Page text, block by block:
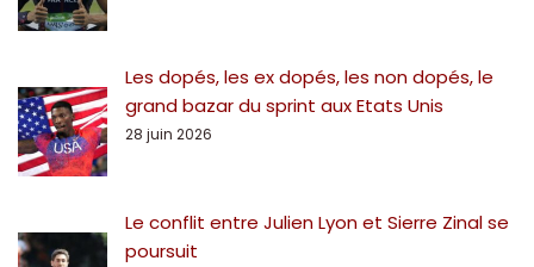
Les dopés, les ex dopés, les non dopés, le
grand bazar du sprint aux Etats Unis
28 juin 2026
Le conflit entre Julien Lyon et Sierre Zinal se
poursuit